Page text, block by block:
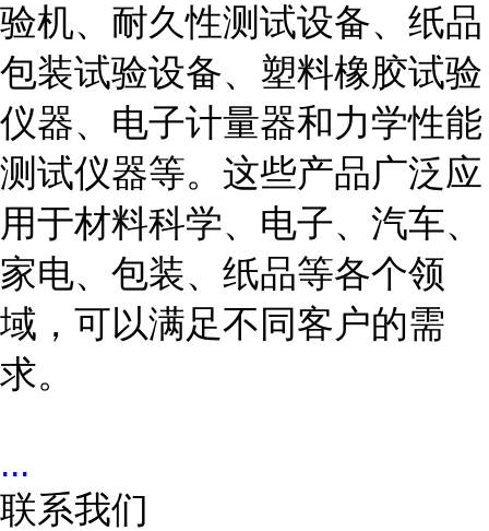
验机、耐久性测试设备、纸品
包装试验设备、塑料橡胶试验
仪器、电子计量器和力学性能
测试仪器等。这些产品广泛应
用于材料科学、电子、汽车、
家电、包装、纸品等各个领
域，可以满足不同客户的需
求。
...
联系我们